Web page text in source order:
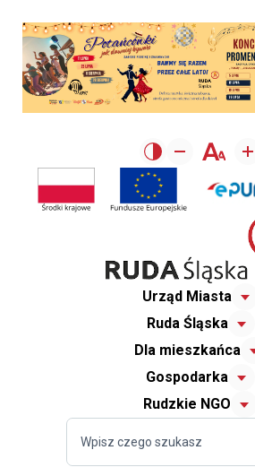
Urząd Miasta
Ruda Śląska
Dla mieszkańca
Gospodarka
Rudzkie NGO